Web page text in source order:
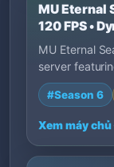
MU Eternal
120 FPS •
P2W
MU Eternal
server
#Season 6
Xem máy chủ